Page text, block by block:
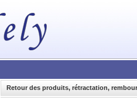
Retour des produits, rétractation,